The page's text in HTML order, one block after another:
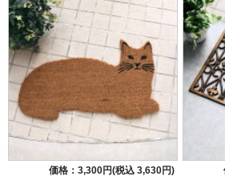
価格：3,300円(税込 3,630円)